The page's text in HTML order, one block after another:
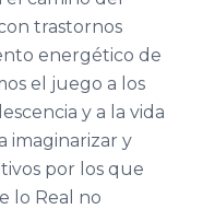
trastornos
energético de
el juego a los
y a la vida
imaginarizar y
por los que
lo Real no